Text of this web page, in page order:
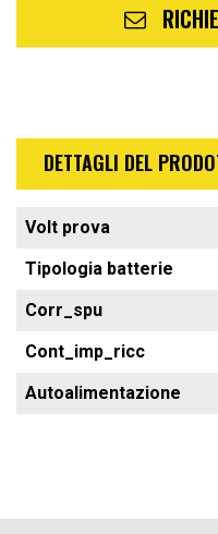
DETTAGLI DEL
Volt prova
Tipologia batterie
Corr_spu
Cont_imp_ricc
Autoalimentazione